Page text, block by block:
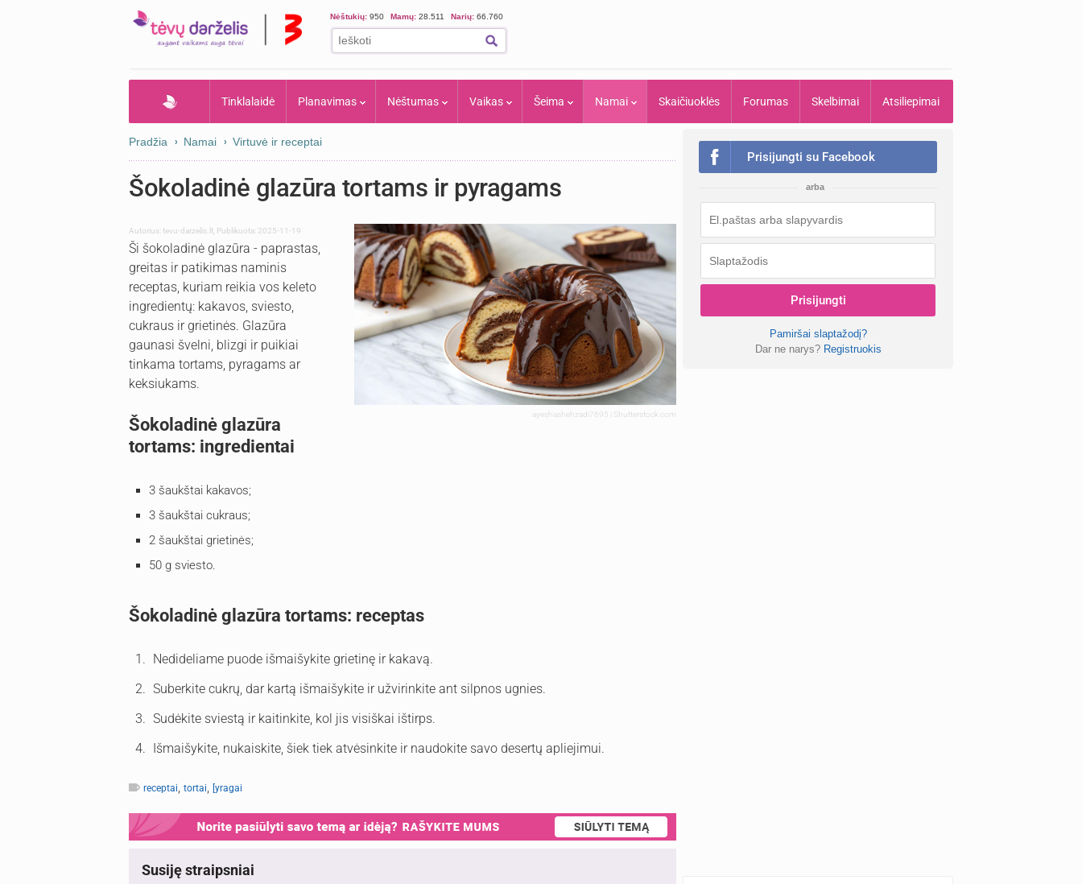
Nėštukių: 950 Mamų: 28.511 Narių: 66.760
Tinklalaidė Planavimas Nėštumas Vaikas Šeima Namai Skaičiuoklės Forumas Skelbimai Atsiliepimai
Pradžia Namai Virtuvė ir receptai
Šokoladinė glazūra tortams ir pyragams
Autorius:tevu-darzelis.lt Publikuota: 2025-11-19
ayeshashehzadi7695 | Shutterstock.com
Ši šokoladinė glazūra - paprastas,
greitas ir patikimas naminis
receptas, kuriam reikia vos keleto
ingredientų: kakavos, sviesto,
cukraus ir grietinės. Glazūra
gaunasi švelni, blizgi ir puikiai
tinkama tortams, pyragams ar
keksiukams.
Šokoladinė glazūra
tortams: ingredientai
3 šaukštai kakavos;
3 šaukštai cukraus;
2 šaukštai grietinės;
50 g sviesto.
Šokoladinė glazūra tortams: receptas
Nedideliame puode išmaišykite grietinę ir kakavą.
Suberkite cukrų, dar kartą išmaišykite ir užvirinkite ant silpnos ugnies.
Sudėkite sviestą ir kaitinkite, kol jis visiškai ištirps.
Išmaišykite, nukaiskite, šiek tiek atvėsinkite ir naudokite savo desertų apliejimui.
receptai, tortai, [yragai
Susiję straipsniai
Prisijungti su Facebook
arba
Prisijungti
Pamiršai slaptažodį?
Dar ne narys? Registruokis